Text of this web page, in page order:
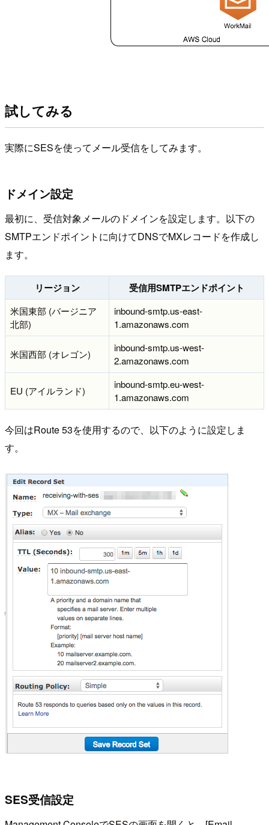
試してみる
実際にSESを使ってメール受信をしてみます。
ドメイン設定
最初に、受信対象メールのドメインを設定します。以下の
SMTPエンドポイントに向けてDNSでMXレコードを作成し
ます。
リージョン 受信用SMTPエンドポイント
米国東部 (バージニア
北部)
inbound-smtp.us-east-
1.amazonaws.com
米国西部 (オレゴン)
inbound-smtp.us-west-
2.amazonaws.com
EU (アイルランド)
inbound-smtp.eu-west-
1.amazonaws.com
今回はRoute 53を使用するので、以下のように設定しま
す。
SES受信設定